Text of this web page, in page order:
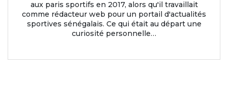
aux paris sportifs en 2017, alors qu'il travaillait
comme rédacteur web pour un portail d'actualités
sportives sénégalais. Ce qui était au départ une
curiosité personnelle…